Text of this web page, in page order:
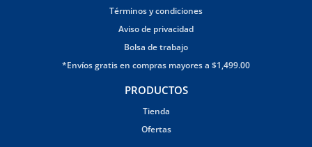
Términos y condiciones
Aviso de privacidad
Bolsa de trabajo
*Envíos gratis en compras mayores a $1,499.00
PRODUCTOS
Tienda
Ofertas